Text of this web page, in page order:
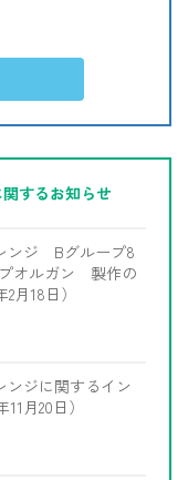
関するお知らせ
ンジ Bグループ8
オルガン 製作の
月18日）
ンジに関するイン
月20日）